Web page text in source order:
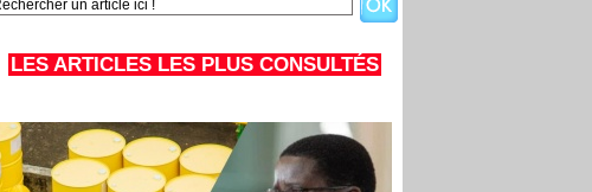
LES ARTICLES LES PLUS CONSULTÉS